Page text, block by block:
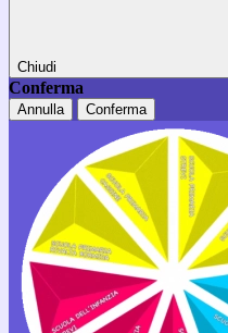
Chiudi
Conferma
Annulla Conferma